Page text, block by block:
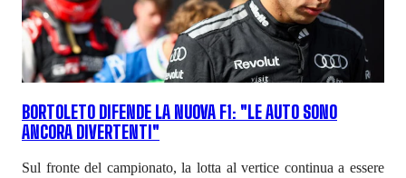
BORTOLETO DIFENDE LA NUOVA F1: "LE AUTO SONO
ANCORA DIVERTENTI"
Sul fronte del campionato, la lotta al vertice continua a essere